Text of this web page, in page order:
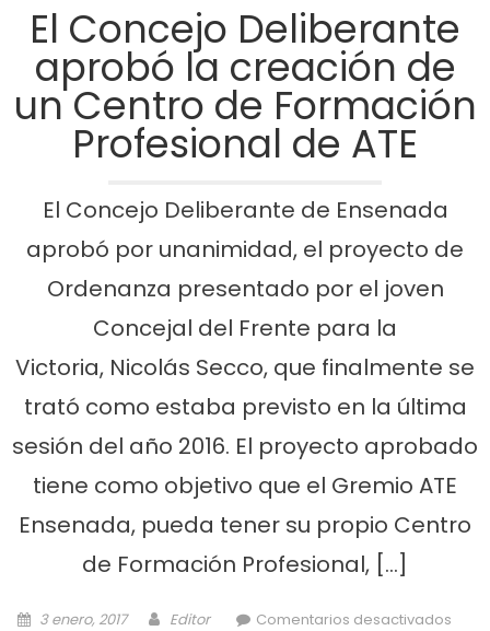
El Concejo Deliberante
aprobó la creación de
un Centro de Formación
Profesional de ATE
El Concejo Deliberante de Ensenada
aprobó por unanimidad, el proyecto de
Ordenanza presentado por el joven
Concejal del Frente para la
Victoria, Nicolás Secco, que finalmente se
trató como estaba previsto en la última
sesión del año 2016. El proyecto aprobado
tiene como objetivo que el Gremio ATE
Ensenada, pueda tener su propio Centro
de Formación Profesional, […]
Posted on
3 enero, 2017 Author
Editor Comentarios desactivados